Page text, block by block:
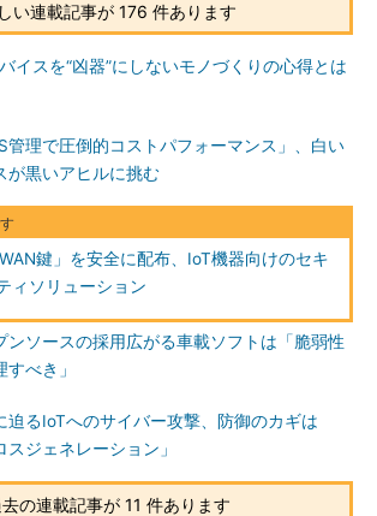
い連載記事が 176 件あります
イスを“凶器”にしないモノづくりの心得とは
管理で圧倒的コストパフォーマンス」、白い
が黒いアヒルに挑む
鍵」を安全に配布、IoT機器向けのセキ
ィソリューション
ンソースの採用広がる車載ソフトは「脆弱性
すべき」
迫るIoTへのサイバー攻撃、防御のカギは
スジェネレーション」
の連載記事が 11 件あります